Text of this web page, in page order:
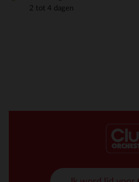
2 tot 4 dagen